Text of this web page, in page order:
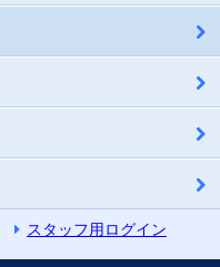
スタッフ用ログイン